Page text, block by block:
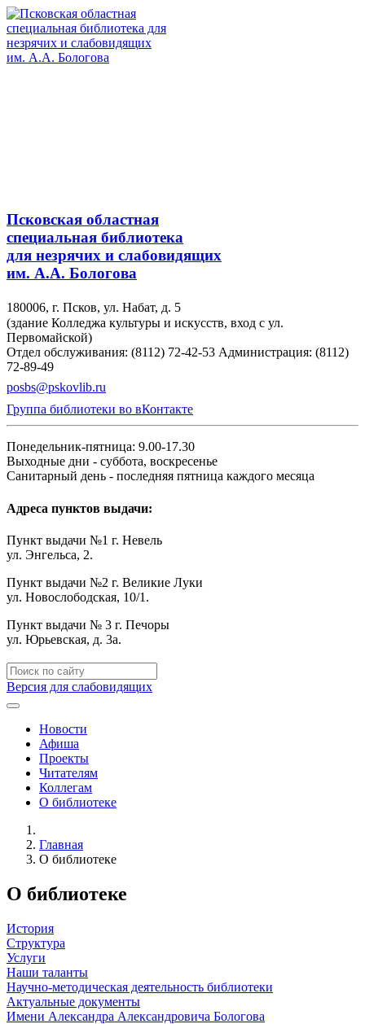
Псковская областная
специальная библиотека
для незрячих и слабовидящих
им. А.А. Бологова
180006, г. Псков, ул. Набат, д. 5
(здание Колледжа культуры и искусств, вход с ул.
Первомайской)
Отдел обслуживания: (8112) 72-42-53 Администрация: (8112)
72-89-49
posbs@pskovlib.ru
Группа библиотеки во вКонтакте
Понедельник-пятница: 9.00-17.30
Выходные дни - суббота, воскресенье
Санитарный день - последняя пятница каждого месяца
Адреса пунктов выдачи:
Пункт выдачи №1 г. Невель
ул. Энгельса, 2.
Пункт выдачи №2 г. Великие Луки
ул. Новослободская, 10/1.
Пункт выдачи № 3 г. Печоры
ул. Юрьевская, д. 3а.
Версия для слабовидящих
Новости
Афиша
Проекты
Читателям
Коллегам
О библиотеке
Главная
О библиотеке
О библиотеке
История
Структура
Услуги
Наши таланты
Научно-методическая деятельность библиотеки
Актуальные документы
Имени Александра Александровича Бологова